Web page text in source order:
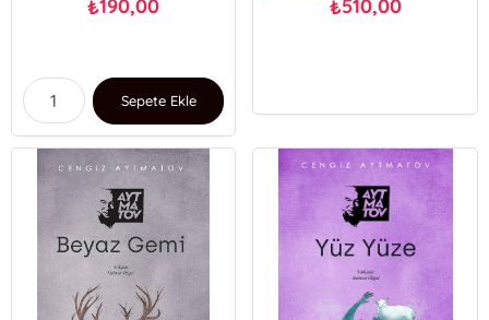
₺190,00
Sepete Ekle
₺510,00